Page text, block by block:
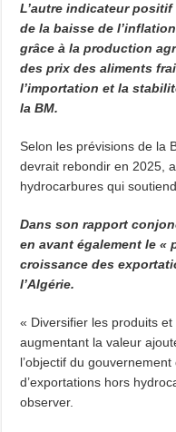
L’autre indicateur
de la baisse de
grâce à la production
des prix des aliments
l’importation et la
la BM.
Selon les prévisions de la
devrait rebondir en 2025,
hydrocarbures qui
Dans son rapport
en avant également le «
croissance des
l’Algérie.
« Diversifier les produits
augmentant la valeur
l’objectif du
d’exportations hors
observer.